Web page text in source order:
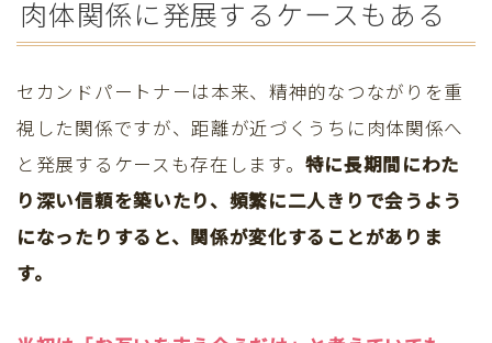
肉体関係に発展するケースもある
セカンドパートナーは本来、精神的なつながりを重
視した関係ですが、距離が近づくうちに肉体関係へ
と発展するケースも存在します。 特に長期間にわた
り深い信頼を築いたり、頻繁に二人きりで会うよう
になったりすると、関係が変化することがありま
す。